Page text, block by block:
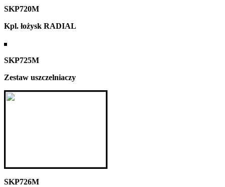
SKP720M
Kpl. łożysk RADIAL
SKP725M
Zestaw uszczelniaczy
SKP726M